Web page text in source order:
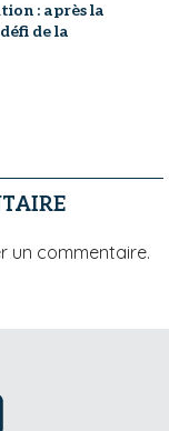
: après la
de la
un commentaire.